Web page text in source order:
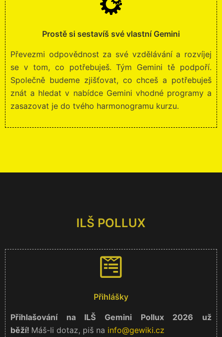
Prostě si sestavíš své vlastní Gemini
Převezmi odpovědnost za své vzdělávání a rozvíjej
se v tom, co potřebuješ. Tým Gemini tě podpoří.
Společně budeme zjišťovat, co chceš a potřebuješ
znát a hledat v nabídce Gemini vhodné programy a
zasazovat je do tvého harmonogramu kurzu.
ILŠ POLLUX
Přihlášky
Přihlašování na ILŠ Gemini Pollux 2026 už
běží! Máš-li dotaz, piš na info@gewiki.cz